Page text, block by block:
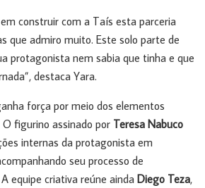
construir com a Taís esta parceria
que admiro muito. Este solo parte de
protagonista nem sabia que tinha e que
destaca Yara.
força por meio dos elementos
figurino assinado por Teresa Nabuco
internas da protagonista em
seu processo de
equipe criativa reúne ainda Diego Teza,